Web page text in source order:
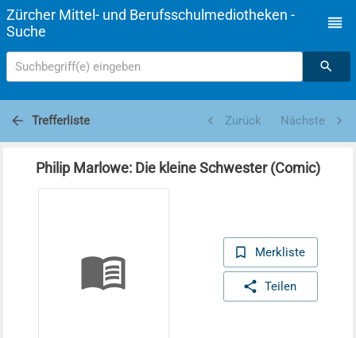
Zürcher Mittel- und Berufsschulmediotheken -
Suche
Suchbegriff(e) eingeben
Trefferliste Zurück Nächste
Philip Marlowe: Die kleine Schwester (Comic)
Merkliste
Teilen